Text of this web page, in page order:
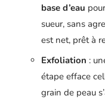
base d’eau
sueur, sans
est net, prêt à
Exfoliation :
étape efface
grain de peau